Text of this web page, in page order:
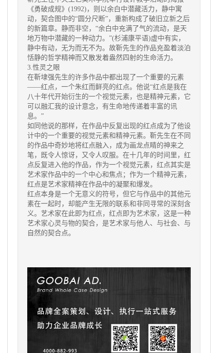
《勇破成规》(1992)，则以余白中潜藏活力，静中寓
动，契合图中的“圆分尺断”，重新构成了破旧立新之后
的新篇章。静而非空，“余白中充满了气的流动，是天
地万物中潜藏的一种动力。”(杉浦康平语)虚中有实，
静中有动，无为而无不为。故靳先生的作品充盈着淡泊
恬静的哲学精神而又散发着盎然四射的生命活力。
3.性灵之眼
在靳埭强先生的许多作品中都出现了一个重要的元素
——红点，一个朱红而鲜亮的红点。他说“红点是我在
八十年代开始衍生的一个视觉元素，也是精神元素，它
可以融汇我的设计意念，有生命地传递着丰富的讯
息。”
如同他说的那样，在作品中反复出现的红点成为了他设
计中的一个重要的视觉元素和精神元素。靳先生在不同
的作品中奇妙地将红点融入，成为画龙点睛的神来之
笔，既令人惊讶，又令人叹服。在十几年的时间里，红
点反复进入他的作品，作为一个视觉元素，红点其实是
艺术家作品中的一个中心和焦点；作为一个精神元素，
红点是艺术家精神在作品中的凝聚和爆发。
红点本身是一个无意义的符号，但它与作品中的其他元
素在一起时，却能产生无限的联系和非同寻常的深刻含
义。艺术家在此即为红点，红点即为艺术家，这是一种
艺术家心灵与物的契合，是艺术家与他人、与社会、与
自然的契合点。